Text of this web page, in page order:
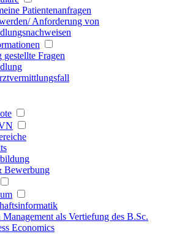
Patientenanfragen
Anforderung von
gestellte Fragen
Bewerbung
Management als Vertiefung des B.Sc.
Economics